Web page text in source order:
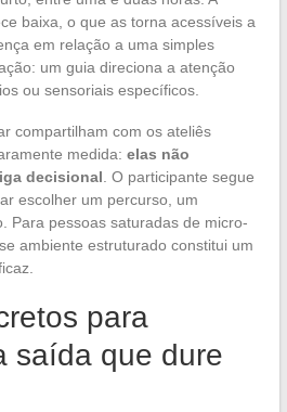
baixa, o que as torna acessíveis a
em relação a uma simples
um guia direciona a atenção
ou sensoriais específicos.
compartilham com os ateliês
medida: elas não
decisional. O participante segue
escolher um percurso, um
Para pessoas saturadas de micro-
ambiente estruturado constitui um
para
saída que dure